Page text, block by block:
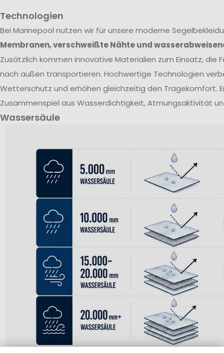
Technologien
Bei Marinepool nutzen wir für unsere moderne
Membranen, verschweißte Nähte und
Zusätzlich kommen innovative Materialien zum Einsatz, die
nach außen transportieren. Hochwertige Technologien
Wetterschutz und erhöhen gleichzeitig den Tragekomfort.
Zusammenspiel aus Wasserdichtigkeit, Atmungsaktivität
Wassersäule